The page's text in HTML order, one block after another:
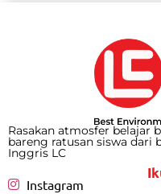
Rasakan atmosfer belajar
bareng ratusan siswa dari
Inggris LC
Instagram